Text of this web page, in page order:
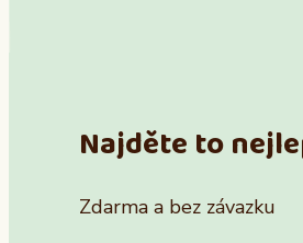
Najděte to
Zdarma a bez závazku